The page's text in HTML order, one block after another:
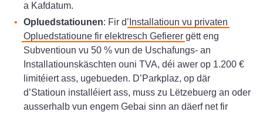
a Kafdatum.
Opluedstatiounen: Fir d’ Installatioun vu privaten
Opluedstatioune fir elektresch Gefierer gëtt eng
Subventioun vu 50 % vun de Uschafungs- an
Installatiounskäschten ouni TVA, déi awer op 1.200 €
limitéiert ass, ugebueden. D’Parkplaz, op där
d’Statioun installéiert ass, muss zu Lëtzebuerg an oder
ausserhalb vun engem Gebai sinn an däerf net fir